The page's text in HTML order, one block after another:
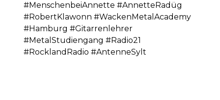
#MenschenbeiAnnette #AnnetteRadüg
#RobertKlawonn #WackenMetalAcademy
#Hamburg #Gitarrenlehrer
#MetalStudiengang #Radio21
#RocklandRadio #AntenneSylt